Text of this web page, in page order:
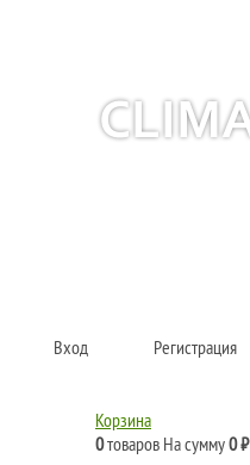
Вход Регистрация
Корзина
0товаров На сумму0 ₽